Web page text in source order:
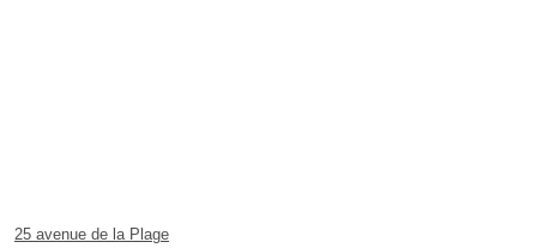
25 avenue de la Plage